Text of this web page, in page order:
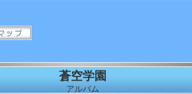
蒼空学園
アルバム